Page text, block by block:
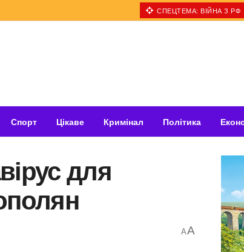
СПЕЦТЕМА: ВІЙНА З РФ
Спорт Цікаве Кримінал Політика
для
AA